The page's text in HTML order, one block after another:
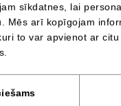
sīkdatnes, lai
Mēs arī kopīgojam
to var apvienot ar